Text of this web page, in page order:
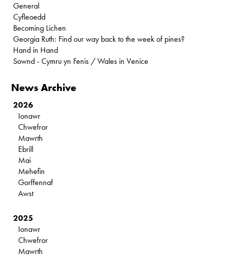
General
Cyfleoedd
Becoming Lichen
Georgia Ruth: Find our way back to the week of pines?
Hand in Hand
Sownd - Cymru yn Fenis / Wales in Venice
News Archive
2026
Ionawr
Chwefror
Mawrth
Ebrill
Mai
Mehefin
Gorffennaf
Awst
2025
Ionawr
Chwefror
Mawrth